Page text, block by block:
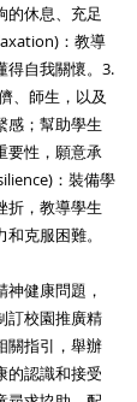
的休息、充足
：教導
得自我關懷。3.
、師生，以及
感；幫助學生
要性，願意承
：裝備學
折，教導學生
克服困難。
健康問題，
訂校園推廣精
關指引，舉辦
的認識和接受